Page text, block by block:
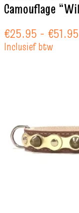
Camouflage
€25.95 - €51.95
Inclusief btw